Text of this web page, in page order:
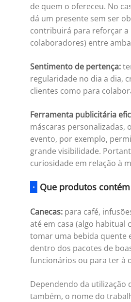
de quem o ofereceu. No
dá um presente sem ser
contribuirá para reforçar a
colaboradores) entre
Sentimento de pertença:
regularidade no dia a dia,
clientes como para
Ferramenta publicitária
máscaras personalizadas,
evento, por exemplo,
grande visibilidade.
curiosidade em relação à
· Que produtos
Canecas: para café,
até em casa (algo
tomar uma bebida quente
dentro dos pacotes de
funcionários ou para ter à
Dependendo da utilização
também, o nome do